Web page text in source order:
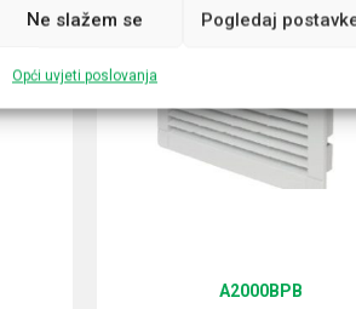
Ne slažem se Pogledaj
Opći uvjeti poslovanja
A2000BPB